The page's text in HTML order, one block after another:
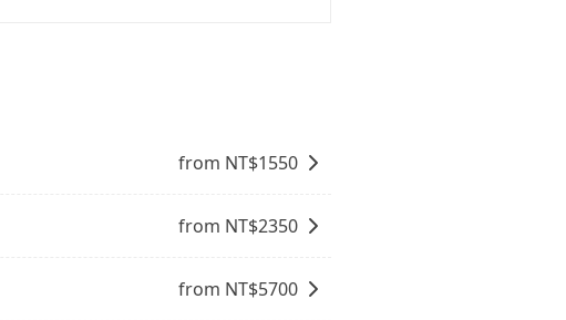
的服務。
from NT$1550
from NT$2350
from NT$5700